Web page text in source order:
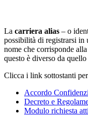
La carriera alias – o
possibilità di registrarsi in
nome che corrisponde
questo è diverso da
Clicca i link sottostanti
Accordo
Decreto e
Modulo richiesta